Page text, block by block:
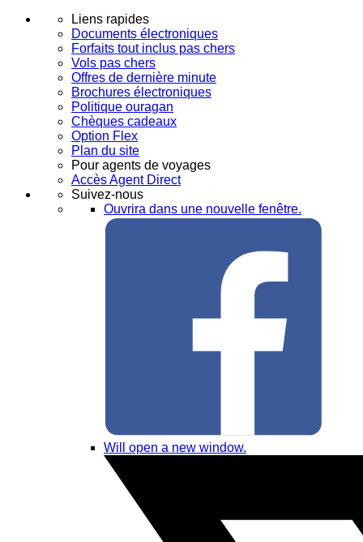
Liens rapides
Documents électroniques
Forfaits tout inclus pas chers
Vols pas chers
Offres de dernière minute
Brochures électroniques
Politique ouragan
Chèques cadeaux
Option Flex
Plan du site
Pour agents de voyages
Accès Agent Direct
Suivez-nous
Ouvrira dans une nouvelle fenêtre.
Will open a new window.